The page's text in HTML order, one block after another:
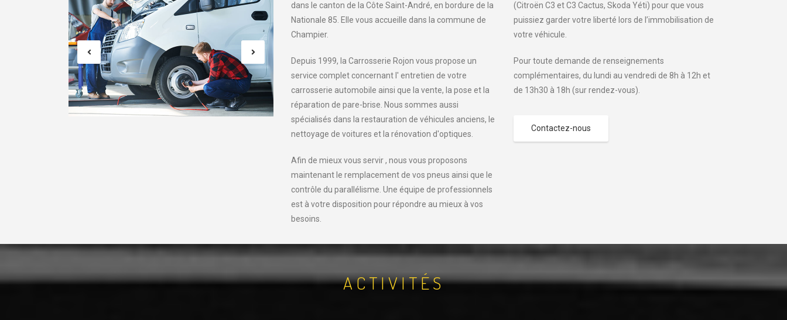
dans le canton de la Côte Saint-André, en bordure de la
Nationale 85. Elle vous accueille dans la commune de
Champier.
Depuis 1999, la Carrosserie Rojon vous propose un
service complet concernant l' entretien de votre
carrosserie automobile ainsi que la vente, la pose et la
réparation de pare-brise. Nous sommes aussi
spécialisés dans la restauration de véhicules anciens, le
nettoyage de voitures et la rénovation d'optiques.
Afin de mieux vous servir , nous vous proposons
maintenant le remplacement de vos pneus ainsi que le
contrôle du parallélisme. Une équipe de professionnels
est à votre disposition pour répondre au mieux à vos
besoins.
(Citroën C3 et C3 Cactus, Skoda Yéti) pour que vous
puissiez garder votre liberté lors de l’immobilisation de
votre véhicule.
Pour toute demande de renseignements
complémentaires, du lundi au vendredi de 8h à 12h et
de 13h30 à 18h (sur rendez-vous).
Contactez-nous
ACTIVITÉS